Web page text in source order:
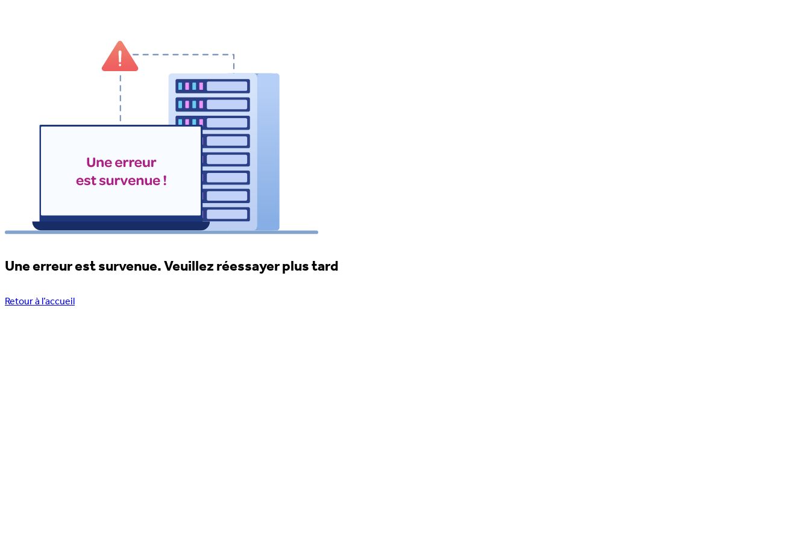
Une erreur est survenue. Veuillez réessayer plus tard
Retour à l’accueil